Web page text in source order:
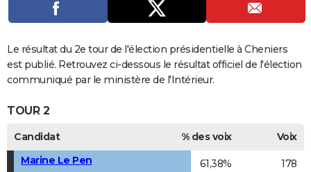
Dictionnaire
Biographies
Expressions
Proverbes
PROGRAMME TV
COPAINS D'AVANT
S'inscrire
Se connecter
Lycées
Collèges
Primaires
Universités
Entreprises
Service militaire
Avis de recherche
AVIS DE DÉCÈS
FORUM
Bricolage
Culture
Television
Voyage
Le résultat du 2e tour de l'élection présidentielle à Cheniers
est publié. Retrouvez ci-dessous le résultat officiel de l'élection
communiqué par le ministère de l'Intérieur.
TOUR 2
Candidat % des voix
Voix
Marine Le Pen
61,38% 178